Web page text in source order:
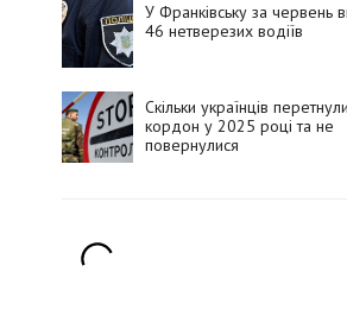
У Франківську за червень
46 нетверезих водіїв
Скільки українців перетнули
кордон у 2025 році та не
повернулися